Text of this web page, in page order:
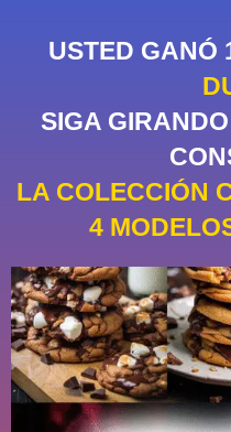
USTED GANÓ
SIGA
LA COLECCIÓN
4